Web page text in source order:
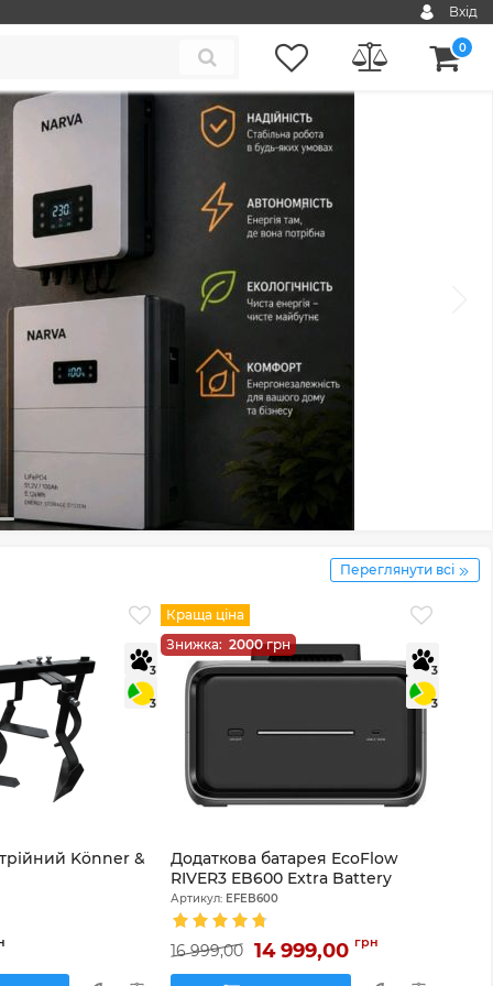
Вхід
0
Переглянути всі
3
3
Könner &
Краща ціна
Знижка:2000грн
3
3
Додаткова батарея EcoFlow
RIVER3 EB600 Extra Battery
Артикул: EFEB600
16 999,00 14 999,00 грн